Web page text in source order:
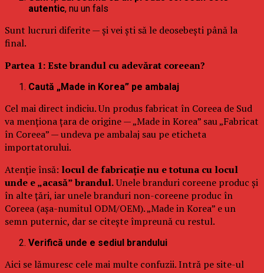
autentic, nu un fals
Sunt lucruri diferite — și vei ști să le deosebești până la
final.
Partea 1: Este brandul cu adevărat coreean?
Caută „Made in Korea” pe ambalaj
Cel mai direct indiciu. Un produs fabricat în Coreea de Sud
va menționa țara de origine — „Made in Korea” sau „Fabricat
în Coreea” — undeva pe ambalaj sau pe eticheta
importatorului.
Atenție însă: locul de fabricație nu e totuna cu locul
unde e „acasă” brandul.Unele branduri coreene produc și
în alte țări, iar unele branduri non-coreene produc în
Coreea (așa-numitul ODM/OEM). „Made in Korea” e un
semn puternic, dar se citește împreună cu restul.
Verifică unde e sediul brandului
Aici se lămuresc cele mai multe confuzii. Intră pe site-ul